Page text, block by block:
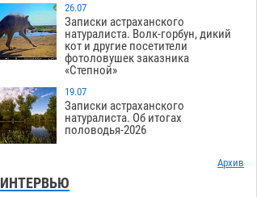
26.07
Записки астраханского
натуралиста. Волк-горбун, дикий
кот и другие посетители
фотоловушек заказника
«Степной»
19.07
Записки астраханского
натуралиста. Об итогах
половодья-2026
Архив
ИНТЕРВЬЮ